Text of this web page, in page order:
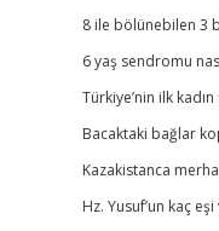
8 ile bölünebilen 3
6 yaş sendromu
Türkiye’nin ilk
Bacaktaki bağlar
Kazakistanca
Hz. Yusuf’un kaç eşi